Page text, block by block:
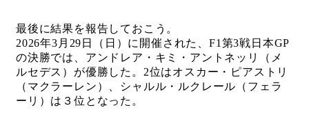
最後に結果を報告しておこう。
2026年3月29日（日）に開催された、F1第3戦日本GP
の決勝では、アンドレア・キミ・アントネッリ（メ
ルセデス）が優勝した。2位はオスカー・ピアストリ
（マクラーレン）、シャルル・ルクレール（フェラ
ーリ）は３位となった。